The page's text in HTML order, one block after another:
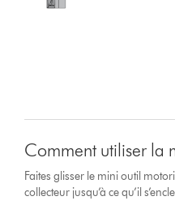
Comment utiliser la
Faites glisser le mini outil
collecteur jusqu’à ce qu’il